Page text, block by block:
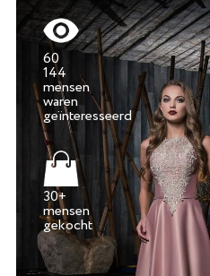
60
144
mensen
waren
30+
mensen
gekocht